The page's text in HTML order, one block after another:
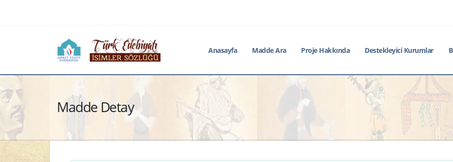
Anasayfa Madde Ara Proje Hakkında Destekleyici Kurumlar
Madde Detay